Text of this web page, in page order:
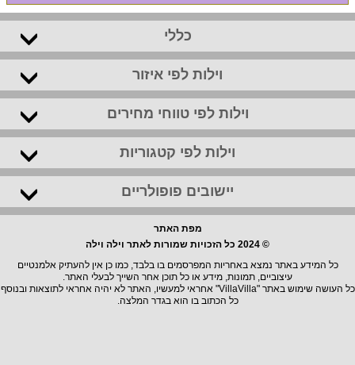
כללי
וילות לפי איזור
וילות לפי טווחי מחירים
וילות לפי קטגוריות
יישובים פופולריים
מפת האתר
© 2024 כל הזכויות שמורות לאתר וילה וילה
כל המידע באתר נמצא באחריות המפרסמים בו בלבד, כמו כן אין להעתיק אלמנטיים
עיצוביים, תמונות, מידע או כל תוכן אחר השייך לבעלי האתר.
כל העושה שימוש באתר "VillaVilla" אחראי למעשיו, האתר לא יהיה אחראי לתוצאות ובנוסף
כל הכתוב בו הוא בגדר המלצה.